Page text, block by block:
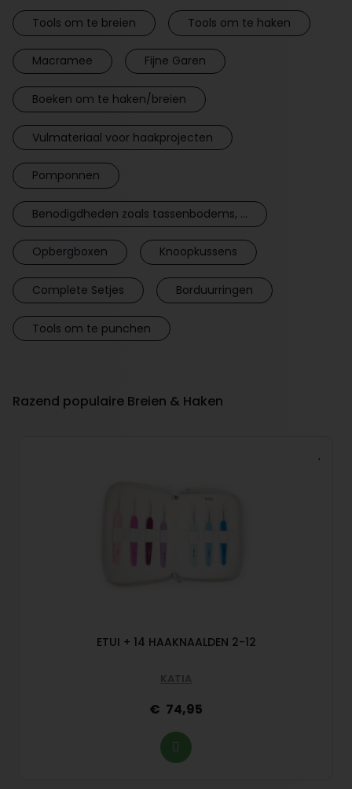
Tools om te breien Tools om te haken
Macramee Fijne Garen
Boeken om te haken/breien
Vulmateriaal voor haakprojecten
Pomponnen
Benodigdheden zoals tassenbodems, ...
Opbergboxen Knoopkussens
Complete Setjes Borduurringen
Tools om te punchen
Razend populaire Breien & Haken
ETUI + 14 HAAKNAALDEN 2-12
KATIA
74,95